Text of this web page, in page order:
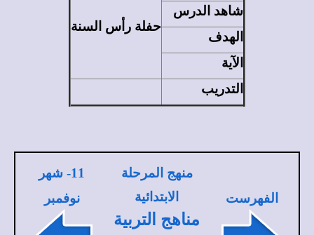
حفلة رأس السنة
شاهد الدرس
الهدف
الآية
التدريب
الفهرست
منهج المرحلة
الابتدائية
مناهج التربية
11- شهر
نوفمبر